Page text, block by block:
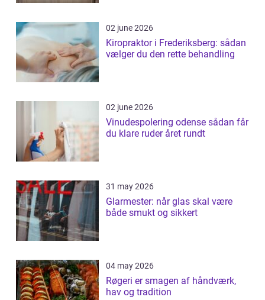
02 june 2026
Kiropraktor i Frederiksberg: sådan
vælger du den rette behandling
02 june 2026
Vinudespolering odense sådan får
du klare ruder året rundt
31 may 2026
Glarmester: når glas skal være
både smukt og sikkert
04 may 2026
Røgeri er smagen af håndværk,
hav og tradition